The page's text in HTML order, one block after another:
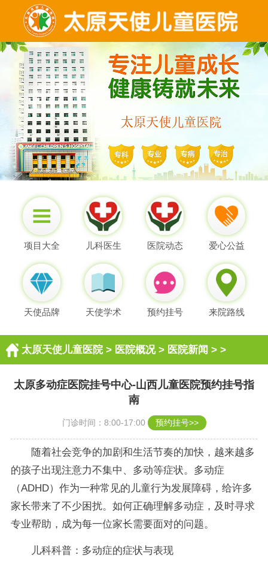
项目大全 儿科医生 医院动态 爱心公益
天使品牌 天使学术 预约挂号 来院路线
太原天使儿童医院> 医院概况> 医院新闻 > >
太原多动症医院挂号中心-山西儿童医院预约挂号指
南
门诊时间：8:00-17:00 预约挂号>>
随着社会竞争的加剧和生活节奏的加快，越来越多
的孩子出现注意力不集中、多动等症状。多动症
（ADHD）作为一种常见的儿童行为发展障碍，给许多
家长带来了不少困扰。如何正确理解多动症，及时寻求
专业帮助，成为每一位家长需要面对的问题。
儿科科普：多动症的症状与表现